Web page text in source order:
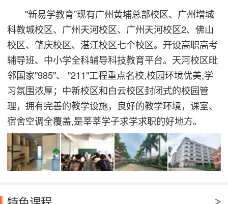
"新易学教育”现有广州黄埔总部校区、广州增城
科教城校区、广州天河校区、广州天河校区2、佛山
校区、肇庆校区、湛江校区七个校区。开设高职高考
辅导班、中小学全科辅导科技教育平台。天河校区毗
邻国家"985"、 "211"工程重点名校,校园环境优美,学
习氛围浓厚；中新校区和白云校区封闭式的校园管
理，拥有完善的教学设施，良好的教学环境，课室、
宿舍空调全覆盖,是莘莘学子求学求职的好地方。